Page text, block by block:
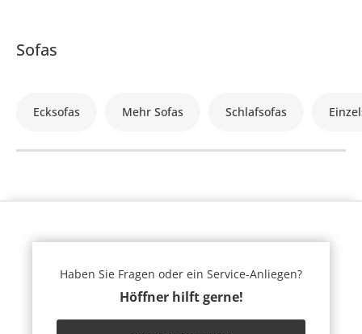
Sofas
Ecksofas Mehr Sofas Schlafsofas
Haben Sie Fragen oder ein Service-Anliegen?
Höffner hilft gerne!